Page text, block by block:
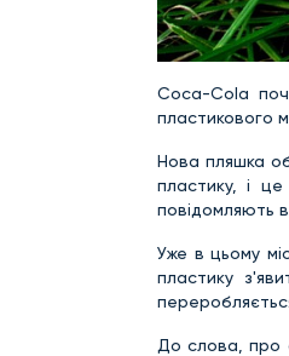
Coca-Cola
пластикового
Нова пляшка
пластику, і це
повідомляють в
Уже в цьому
пластику
До слова, про